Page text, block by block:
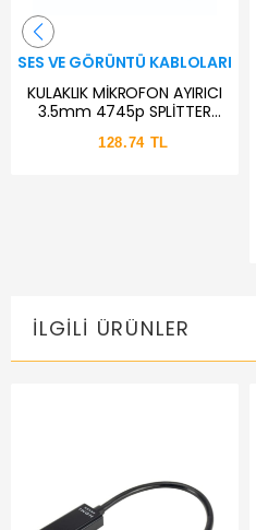
SES VE GÖRÜNTÜ KABLOLARI
KULAKLIK MİKROFON AYIRICI
3.5mm 4745p SPLİTTER
128.74 TL
İLGILI ÜRÜNLER